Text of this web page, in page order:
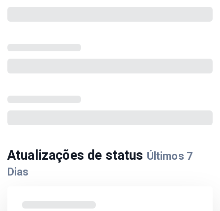
Atualizações de status Últimos 7
Dias